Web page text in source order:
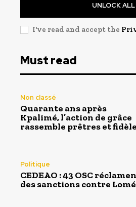
UNLOCK ALL
I've read and accept the
Must read
Non classé
Quarante ans après
Kpalimé, l’action de grâce
rassemble prêtres et
Politique
CEDEAO : 43 OSC
des sanctions contre Lomé